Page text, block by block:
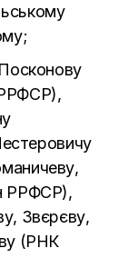
РРФСР),
Звєрєву,
(РНК